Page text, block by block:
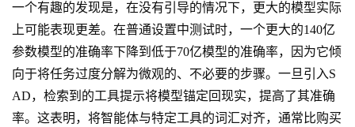
一个有趣的发现是，在没有引导的情况下，更大的模型实际
上可能表现更差。在普通设置中测试时，一个更大的140亿
参数模型的准确率下降到低于70亿模型的准确率，因为它倾
向于将任务过度分解为微观的、不必要的步骤。一旦引入S
AD，检索到的工具提示将模型锚定回现实，提高了其准确
率。这表明，将智能体与特定工具的词汇对齐，通常比购买